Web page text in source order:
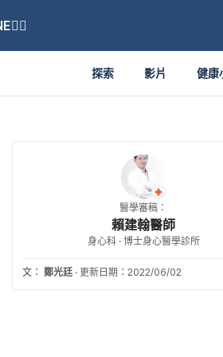
探索 影片 健康
醫學審稿：
賴建翰醫師
身心科 · 博士身心醫學診所
文： 鄭光廷 · 更新日期：2022/06/02